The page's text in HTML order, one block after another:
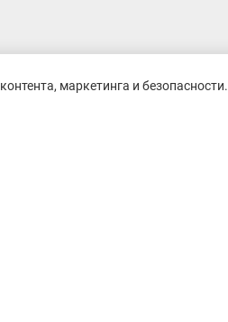
маркетинга и безопасности.